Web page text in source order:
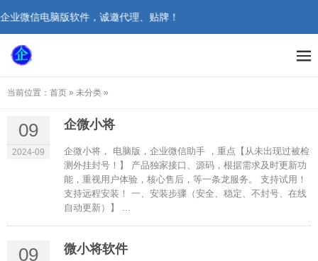
业微信电脑版软件，诚邀代理、贴牌！
当前位置： 首页 » 未分类 »
09
2024-09
企微小将
企微小将， 电脑版，企业微信助手 ，重点【从未出现过被检
测外挂封号！】 产品独家接口、源码，根据需求及时更新功
能，重视用户体验，核心售后，等一条龙服务。 支持试用！
支持远程安装！ 一、安装步骤（安全、稳定、不封号、在线
自动更新）】 ...
09 微小将软件